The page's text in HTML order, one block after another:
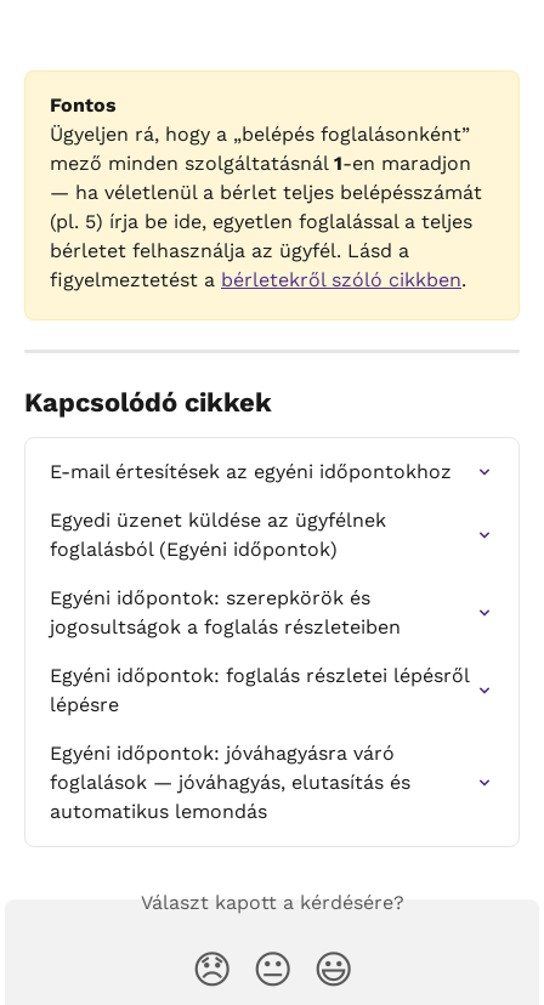
Fontos
Ügyeljen rá, hogy a „belépés foglalásonként”
mező minden szolgáltatásnál 1-en maradjon
— ha véletlenül a bérlet teljes belépésszámát
(pl. 5) írja be ide, egyetlen foglalással a teljes
bérletet felhasználja az ügyfél. Lásd a
figyelmeztetést a bérletekről szóló cikkben.
Kapcsolódó cikkek
E-mail értesítések az egyéni időpontokhoz
Egyedi üzenet küldése az ügyfélnek
foglalásból (Egyéni időpontok)
Egyéni időpontok: szerepkörök és
jogosultságok a foglalás részleteiben
Egyéni időpontok: foglalás részletei lépésről
lépésre
Egyéni időpontok: jóváhagyásra váró
foglalások — jóváhagyás, elutasítás és
automatikus lemondás
Választ kapott a kérdésére?
😞 😐 😃